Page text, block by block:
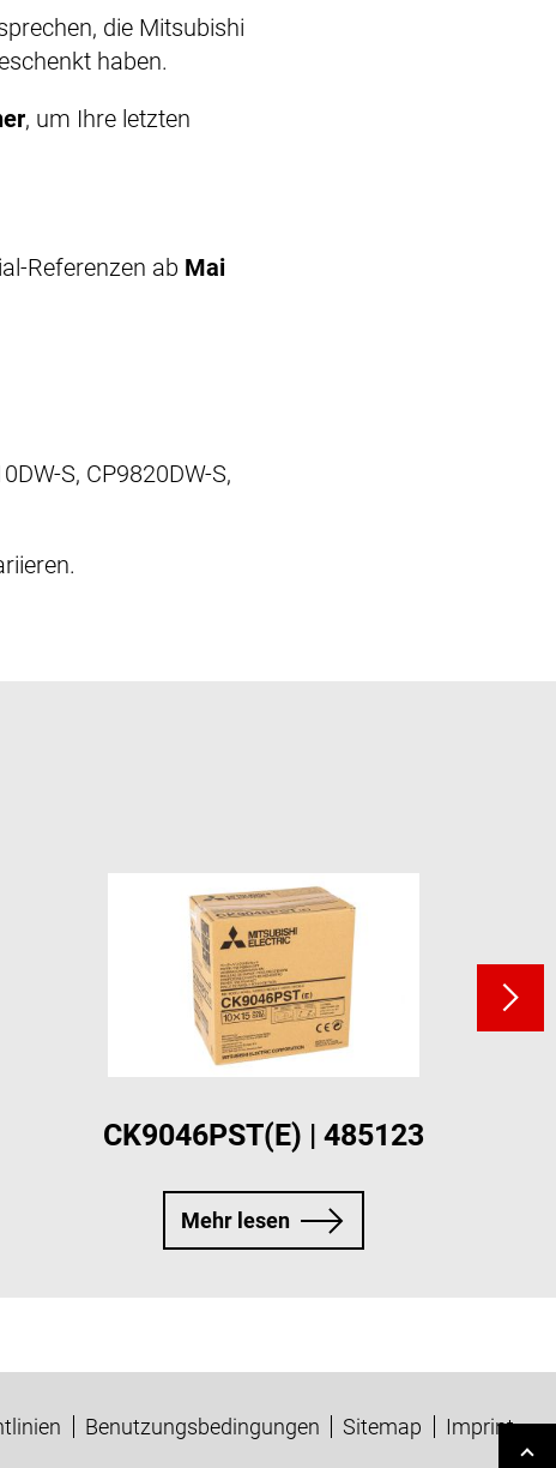
die Mitsubishi
haben.
, um Ihre letzten
Referenzen ab Mai
S, CP9820DW-S,
CK9046PST(E) | 485123
Mehr lesen
Benutzungsbedingungen Sitemap Imprint